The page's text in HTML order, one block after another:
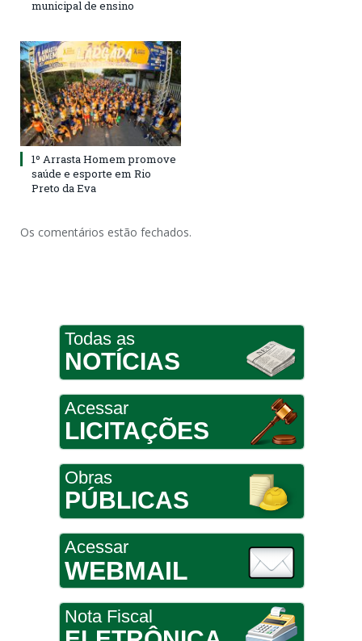
municipal de ensino
1º Arrasta Homem promove
saúde e esporte em Rio
Preto da Eva
Os comentários estão fechados.
Todas as
NOTÍCIAS
Acessar
LICITAÇÕES
Obras
PÚBLICAS
Acessar
WEBMAIL
Nota Fiscal